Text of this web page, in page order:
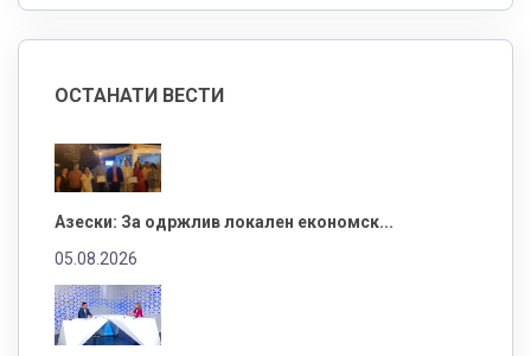
ОСТАНАТИ ВЕСТИ
Азески: За одржлив локален економск...
05.08.2026